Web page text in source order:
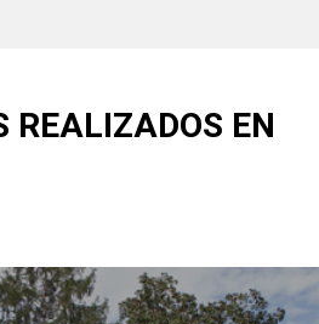
REALIZADOS EN